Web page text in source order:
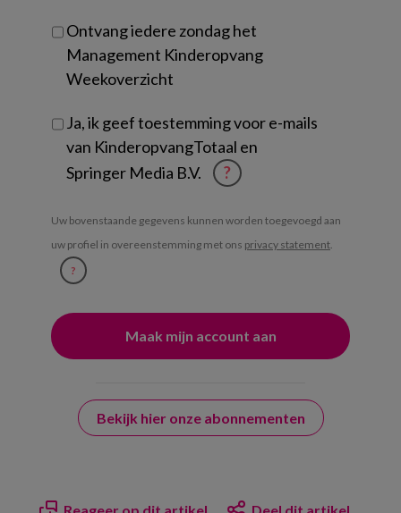
Ontvang iedere zondag het
Management Kinderopvang
Weekoverzicht
Ja, ik geef toestemming voor e-mails
van KinderopvangTotaal en
Springer Media B.V.
?
Uw bovenstaande gegevens kunnen worden toegevoegd aan
uw profiel in overeenstemming met ons privacy statement
?
Bekijk hier onze abonnementen
Reageer op dit artikel Deel dit artikel